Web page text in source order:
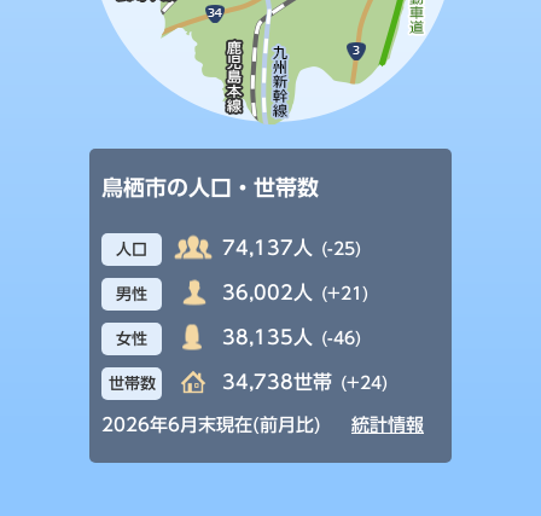
鳥栖市の人口・世帯数
人口 74,137人 (-25)
男性 36,002人 (+21)
女性 38,135人 (-46)
世帯数 34,738世帯 (+24)
2026年6月末現在(前月比) 統計情報